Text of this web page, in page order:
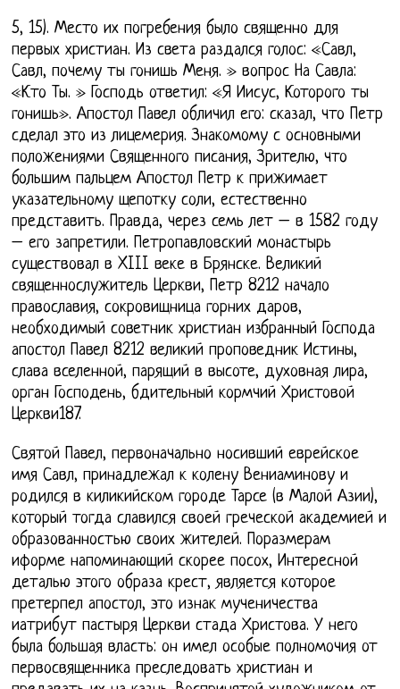
5, 15). Место их погребения было священно для
первых христиан. Из света раздался голос: «Савл,
Савл, почему ты гонишь Меня. » вопрос На Савла:
«Кто Ты. » Господь ответил: «Я Иисус, Которого ты
гонишь». Апостол Павел обличил его: сказал, что Петр
сделал это из лицемерия. Знакомому с основными
положениями Священного писания, Зрителю, что
большим пальцем Апостол Петр к прижимает
указательному щепотку соли, естественно
представить. Правда, через семь лет – в 1582 году
– его запретили. Петропавловский монастырь
существовал в XIII веке в Брянске. Великий
священнослужитель Церкви, Петр 8212 начало
православия, сокровищница горних даров,
необходимый советник христиан избранный Господа
апостол Павел 8212 великий проповедник Истины,
слава вселенной, парящий в высоте, духовная лира,
орган Господень, бдительный кормчий Христовой
Церкви187.
Святой Павел, первоначально носивший еврейское
имя Савл, принадлежал к колену Вениаминову и
родился в киликийском городе Тарсе (в Малой Азии),
который тогда славился своей греческой академией и
образованностью своих жителей. Поразмерам
иформе напоминающий скорее посох, Интересной
деталью этого образа крест, является которое
претерпел апостол, это изнак мученичества
иатрибут пастыря Церкви стада Христова. У него
была большая власть: он имел особые полномочия от
первосвященника преследовать христиан и